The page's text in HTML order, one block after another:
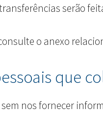
serão
o anexo
que
nos fornecer